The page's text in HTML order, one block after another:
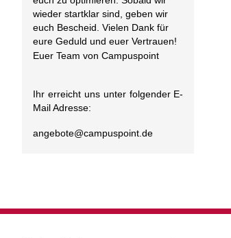
wieder startklar sind, geben wir
euch Bescheid. Vielen Dank für
eure Geduld und euer Vertrauen!
Euer Team von Campuspoint
Ihr erreicht uns unter folgender E-
Mail Adresse:
angebote@campuspoint.de